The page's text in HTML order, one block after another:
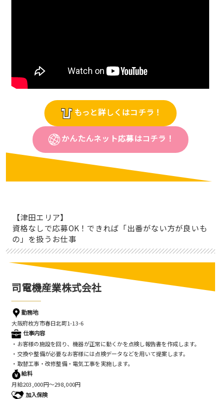
もっと詳しくはコチラ！
かんたんネット応募はコチラ！
【津田エリア】
資格なしで応募OK！できれば「出番がない方が良いも
の」を扱うお仕事
司電機産業株式会社
勤務地
大阪府枚方市春日北町1-13-6
仕事内容
・お客様の施設を回り、機器が正常に動くかを点検し報告書を作成します。
・交換や整備が必要なお客様には点検データなどを用いて提案します。
・取替工事・改修整備・電気工事を実施します。
給料
月給203,000円〜298,000円
加入保険